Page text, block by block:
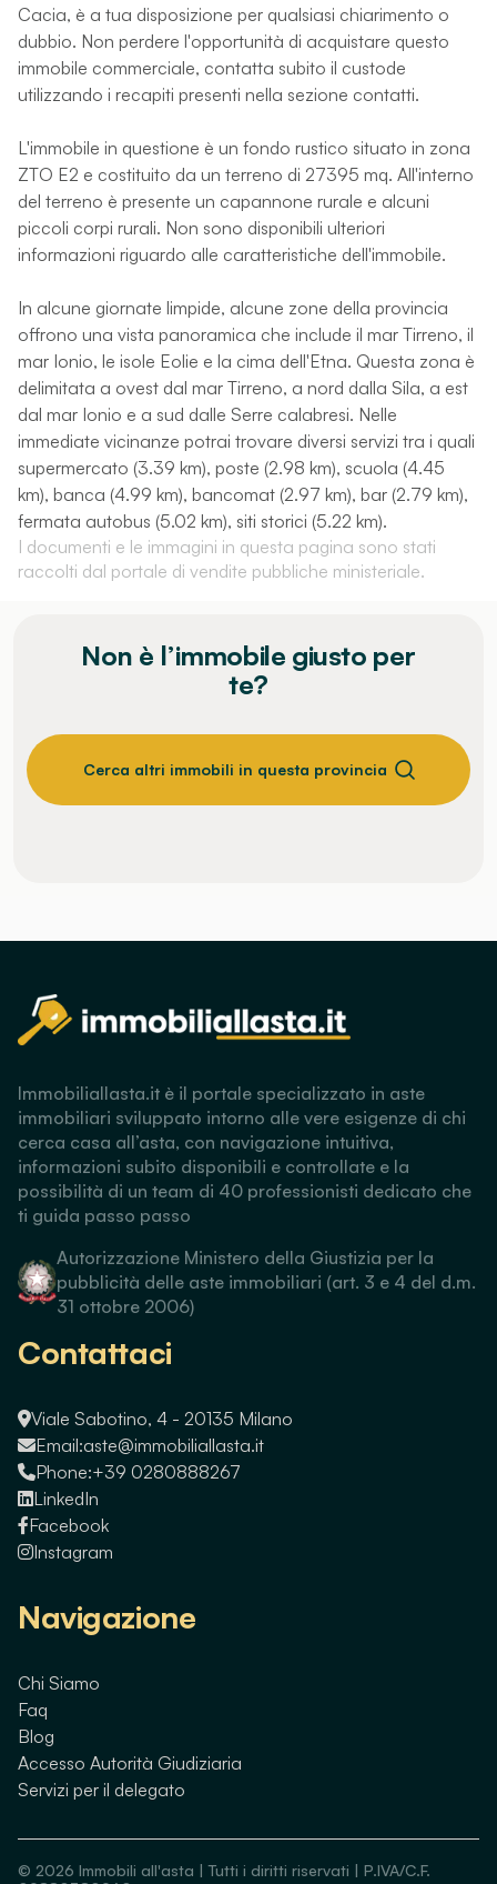
Cacia, è a tua disposizione per qualsiasi chiarimento o
dubbio. Non perdere l'opportunità di acquistare questo
immobile commerciale, contatta subito il custode
utilizzando i recapiti presenti nella sezione contatti.
L'immobile in questione è un fondo rustico situato in zona
ZTO E2 e costituito da un terreno di 27395 mq. All'interno
del terreno è presente un capannone rurale e alcuni
piccoli corpi rurali. Non sono disponibili ulteriori
informazioni riguardo alle caratteristiche dell'immobile.
In alcune giornate limpide, alcune zone della provincia
offrono una vista panoramica che include il mar Tirreno, il
mar Ionio, le isole Eolie e la cima dell'Etna. Questa zona è
delimitata a ovest dal mar Tirreno, a nord dalla Sila, a est
dal mar Ionio e a sud dalle Serre calabresi. Nelle
immediate vicinanze potrai trovare diversi servizi tra i quali
supermercato (3.39 km), poste (2.98 km), scuola (4.45
km), banca (4.99 km), bancomat (2.97 km), bar (2.79 km),
fermata autobus (5.02 km), siti storici (5.22 km).
I documenti e le immagini in questa pagina sono stati
raccolti dal portale di vendite pubbliche ministeriale.
Non è l’immobile giusto per
te?
Cerca altri immobili in questa provincia
Immobiliallasta.it è il portale specializzato in aste
immobiliari sviluppato intorno alle vere esigenze di chi
cerca casa all’asta, con navigazione intuitiva,
informazioni subito disponibili e controllate e la
possibilità di un team di 40 professionisti dedicato che
ti guida passo passo
Autorizzazione Ministero della Giustizia per la
pubblicità delle aste immobiliari (art. 3 e 4 del d.m.
31 ottobre 2006)
Contattaci
Viale Sabotino, 4 - 20135 Milano
Email:aste@immobiliallasta.it
Phone:+39 0280888267
LinkedIn
Facebook
Instagram
Navigazione
Chi Siamo
Faq
Blog
Accesso Autorità Giudiziaria
Servizi per il delegato
© 2026 Immobili all'asta | Tutti i diritti riservati | P.IVA/C.F.